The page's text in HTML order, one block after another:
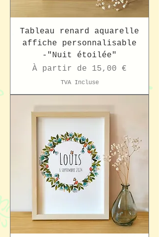
Tableau renard aquarelle
affiche personnalisable
-"Nuit étoilée"
À partir de 15,00 €
Prix promotionnel
TVA Incluse